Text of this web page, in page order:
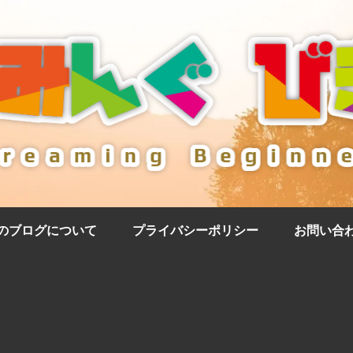
ブログについて プライバシーポリシー お問い合